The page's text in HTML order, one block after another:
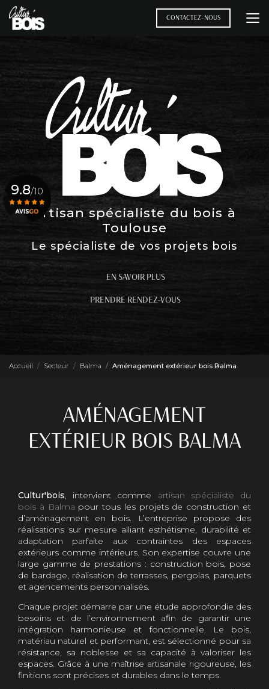
Aller
au
contenu
CONTACTEZ-NOUS
Artisan spécialiste du bois à
Toulouse
Le spécialiste de vos projets bois
EN SAVOIR PLUS
PRENDRE RENDEZ-VOUS
9.8/10
Accueil Secteur Balma Aménagement extérieur bois Balma
AMÉNAGEMENT
EXTÉRIEUR BOIS BALMA
Cultur'bois, intervient comme artisan spécialiste du
bois à Balma pour tous les projets de construction et
d’aménagement en bois. L’entreprise propose des
réalisations sur mesure alliant esthétisme, durabilité et
adaptation parfaite aux contraintes des espaces
extérieurs comme intérieurs. Son expertise couvre une
large gamme de prestations : construction bois, pose
de bardage, réalisation de terrasses, pergolas, parquets
et agencements personnalisés.
Chaque projet démarre par une étude approfondie des
besoins et de l’environnement afin de garantir une
intégration harmonieuse et fonctionnelle. Le bois,
matériau naturel et performant, est sélectionné pour sa
résistance, sa noblesse et sa capacité à valoriser les
espaces. Grâce à une maîtrise artisanale rigoureuse, les
finitions sont précises et durables dans le temps.